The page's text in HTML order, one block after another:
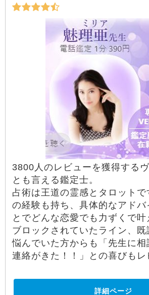
3800人のレビューを獲得する
とも言える鑑定士。
占術は王道の霊感とタロット
の経験も持ち、具体的なアドバ
とでどんな恋愛でも力ずくで叶
ブロックされていたライン、
悩んでいた方からも「先生に相
連絡がきた！！」との喜びもレ
詳細ページ